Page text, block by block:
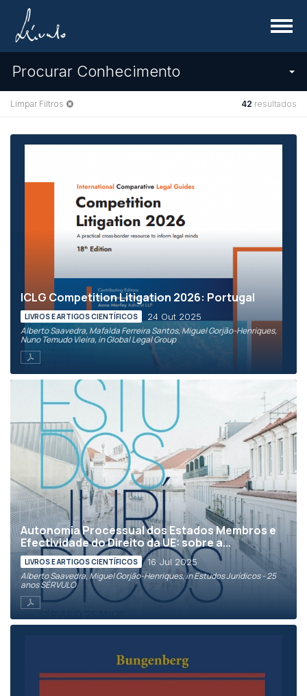
Menu
Procurar Conhecimento
Limpar Filtros 42 resultados
ICLG Competition Litigation 2026: Portugal
LIVROS E ARTIGOS CIENTÍFICOS 24 Out 2025
Alberto Saavedra, Mafalda Ferreira Santos, Miguel Gorjão-Henriques,
Nuno Temudo Vieira, in Global Legal Group
Autonomia Processual dos Estados Membros e
Efectividade do Direito da UE: sobre a...
LIVROS E ARTIGOS CIENTÍFICOS 16 Jul 2025
Alberto Saavedra, Miguel Gorjão-Henriques, in Estudos Jurídicos - 25
anos SÉRVULO